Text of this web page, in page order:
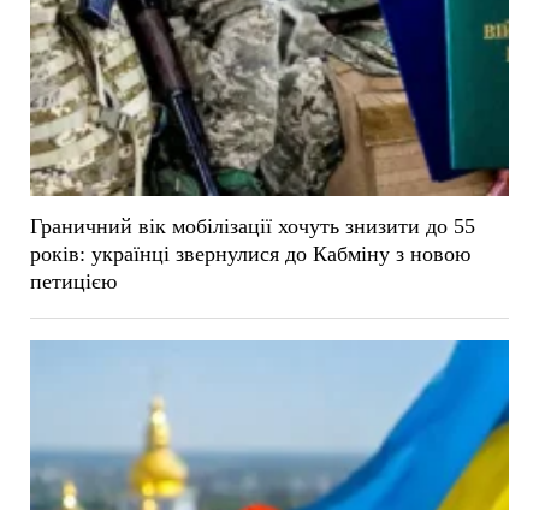
Граничний вік мобілізації хочуть знизити до 55
років: українці звернулися до Кабміну з новою
петицією